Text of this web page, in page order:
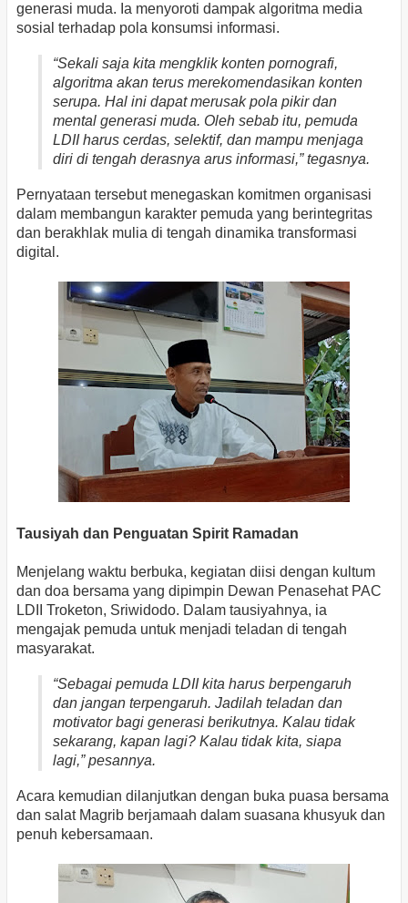
generasi muda. Ia menyoroti dampak algoritma media
sosial terhadap pola konsumsi informasi.
“Sekali saja kita mengklik konten pornografi,
algoritma akan terus merekomendasikan konten
serupa. Hal ini dapat merusak pola pikir dan
mental generasi muda. Oleh sebab itu, pemuda
LDII harus cerdas, selektif, dan mampu menjaga
diri di tengah derasnya arus informasi,” tegasnya.
Pernyataan tersebut menegaskan komitmen organisasi
dalam membangun karakter pemuda yang berintegritas
dan berakhlak mulia di tengah dinamika transformasi
digital.
Tausiyah dan Penguatan Spirit Ramadan
Menjelang waktu berbuka, kegiatan diisi dengan kultum
dan doa bersama yang dipimpin Dewan Penasehat PAC
LDII Troketon, Sriwidodo. Dalam tausiyahnya, ia
mengajak pemuda untuk menjadi teladan di tengah
masyarakat.
“Sebagai pemuda LDII kita harus berpengaruh
dan jangan terpengaruh. Jadilah teladan dan
motivator bagi generasi berikutnya. Kalau tidak
sekarang, kapan lagi? Kalau tidak kita, siapa
lagi,” pesannya.
Acara kemudian dilanjutkan dengan buka puasa bersama
dan salat Magrib berjamaah dalam suasana khusyuk dan
penuh kebersamaan.